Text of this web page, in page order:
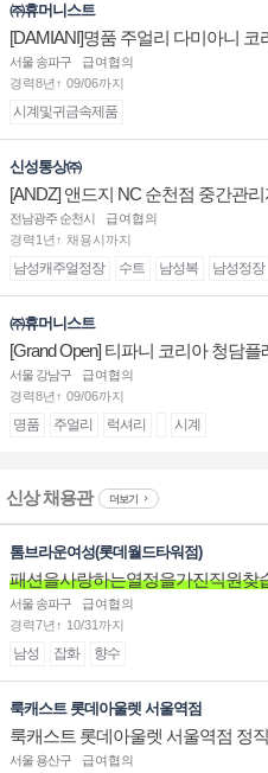
㈜휴머니스트
[DAMIANI]명품 주얼리 다미아니
부점장/판매사원 채용
서울 송파구
급여협의
경력8년↑ 09/06까지
시계및귀금속제품
신성통상㈜
[ANDZ] 앤드지 NC 순천점 중간관
전남광주 순천시
급여협의
경력1년↑ 채용시까지
남성캐주얼정장 수트 남성복 남성정장
㈜휴머니스트
[Grand Open] 티파니 코리아 청담
계대전 판매사원 채용
서울 강남구
급여협의
경력8년↑ 09/06까지
명품 주얼리 럭셔리 시계
신상 채용관 더보기
톰브라운여성(롯데월드타워점)
패션을사랑하는열정을가진직원찾
서울 송파구
급여협의
경력7년↑ 10/31까지
남성 잡화 향수
룩캐스트 롯데아울렛 서울역점
룩캐스트 롯데아울렛 서울역점 정
서울 용산구
급여협의